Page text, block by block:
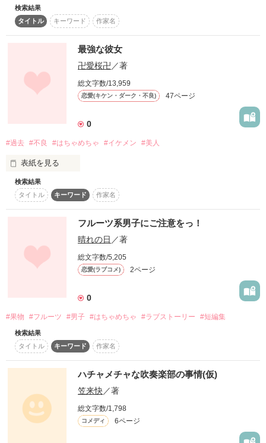
笑いあり涙あり！！
そんな二人の甘く切ない恋物語。
誤字脱字あるかもしれませんがもしよければ読んでくださ
お父さんが死んじゃった
ばっかりに私の生活は
ハチャメチャ！！
お母さんも私を産んで
死んじゃったから･･･
今の私は完全に1人。
気付けば･･･
『やっちまいな！』
なんて暴言吐く組長に･･･
＊ほぼフィクションです。
時々リアルも織り込んで
はちゃめちゃラブバトル……☆
恋もなんにも体験したことのない少女が!!
頭脳も容姿もなにもかもに
優れた彼に狙われた!?!?!?
しかもその彼は………
「今日から俺の彼女決定なっっ」
「俺はお前を離さないよ」
☆水沢沙良(ﾐｽﾞｻﾜ ｻﾗ)☆
☆神崎樹(ｶﾝｻﾞｷ ｼﾞｭﾘ)☆
作品を読む
検索結果
タイトル
キーワード 作家名
最強な彼女
卍愛桜卍 ／著
総文字数/13,959
恋愛(キケン・ダーク・不良) 47ページ
0
#過去 #不良 #はちゃめちゃ #イケメン #美人
表紙を見る
分かりにくい表現の仕方や
誤字、脱字があるかもしれないです
初作品なので、暖かい目で見ていただけると
作品を読む
検索結果
タイトル
キーワード 作家名
フルーツ系男子にご注意をっ！
晴れの日 ／著
総文字数/5,205
恋愛(ラブコメ) 2ページ
0
#果物 #フルーツ #男子 #はちゃめちゃ #ラブストーリー #短編集
検索結果
タイトル
キーワード 作家名
ハチャメチャな吹奏楽部の事情(仮)
笠来快／著
総文字数/1,798
コメディ 6ページ